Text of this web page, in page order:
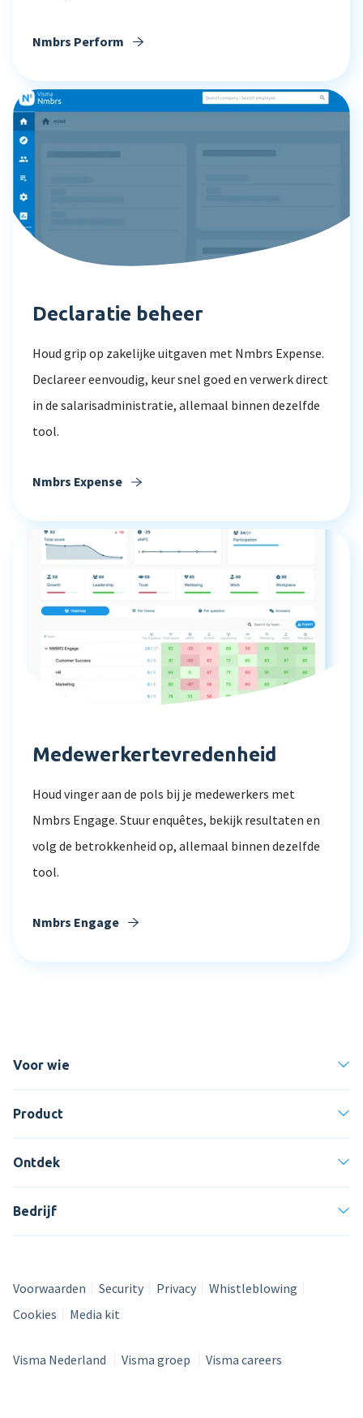
Nmbrs Perform
Declaratie beheer
Houd grip op zakelijke uitgaven met Nmbrs Expense.
Declareer eenvoudig, keur snel goed en verwerk direct
in de salarisadministratie, allemaal binnen dezelfde
tool.
Nmbrs Expense
Medewerkertevredenheid
Houd vinger aan de pols bij je medewerkers met
Nmbrs Engage. Stuur enquêtes, bekijk resultaten en
volg de betrokkenheid op, allemaal binnen dezelfde
tool.
Nmbrs Engage
Voor wie
Product
Ontdek
Bedrijf
Voorwaarden Security Privacy
Whistleblowing
Cookies
Media kit
Visma Nederland Visma groep Visma careers